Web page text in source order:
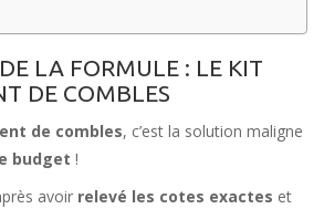
LA FORMULE : LE KIT
DE COMBLES
de combles, c’est la solution maligne
budget !
avoir relevé les cotes exactes et